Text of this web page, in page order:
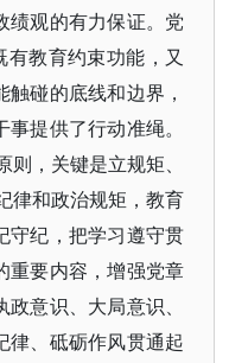
绩观的有力保证。党
有教育约束功能，又
碰的底线和边界，
提供了行动准绳。
，关键是立规矩、
律和政治规矩，教育
守纪，把学习遵守贯
重要内容，增强党章
意识、大局意识、
律、砥砺作风贯通起